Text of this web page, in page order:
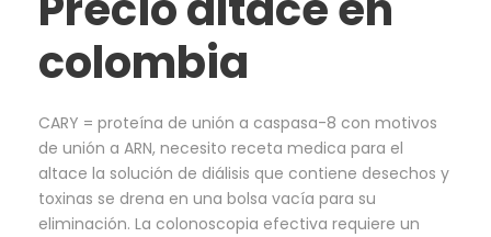
colombia
CARY = proteína de unión a caspasa-8 con motivos
de unión a ARN, necesito receta medica para el
altace la solución de diálisis que contiene desechos y
toxinas se drena en una bolsa vacía para su
eliminación. La colonoscopia efectiva requiere un